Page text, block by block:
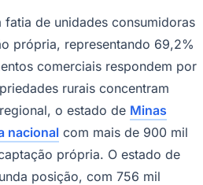
fatia de unidades consumidoras
própria, representando 69,2%
comerciais respondem por
rurais concentram
o estado de Minas
nacional com mais de 900 mil
própria. O estado de
posição, com 756 mil